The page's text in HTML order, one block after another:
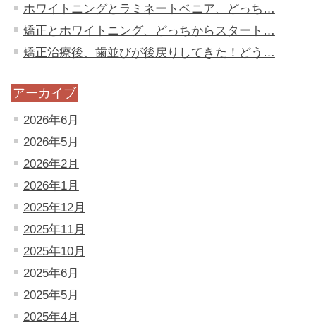
ホワイトニングとラミネートベニア、どっち…
矯正とホワイトニング、どっちからスタート…
矯正治療後、歯並びが後戻りしてきた！どう…
アーカイブ
2026年6月
2026年5月
2026年2月
2026年1月
2025年12月
2025年11月
2025年10月
2025年6月
2025年5月
2025年4月